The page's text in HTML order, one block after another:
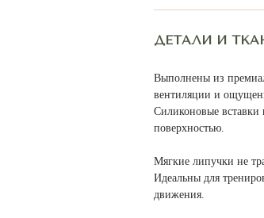
ДЕТАЛИ И
Выполнены из
вентиляции и
Силиконовые вставки
поверхностью.
Мягкие липучки не
Идеальны для
движения.